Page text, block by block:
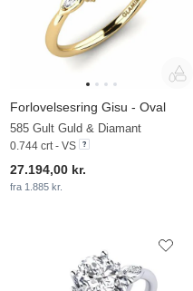
Forlovelsesring Gisu - Oval
585 Gult Guld & Diamant
0.744 crt - VS
27.194,00 kr.
fra 1.885 kr.